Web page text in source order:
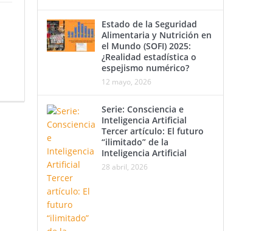
Estado de la Seguridad
Alimentaria y Nutrición en
el Mundo (SOFI) 2025:
¿Realidad estadística o
espejismo numérico?
12 mayo, 2026
Serie: Consciencia e
Inteligencia Artificial
Tercer artículo: El futuro
“ilimitado” de la
Inteligencia Artificial
28 abril, 2026